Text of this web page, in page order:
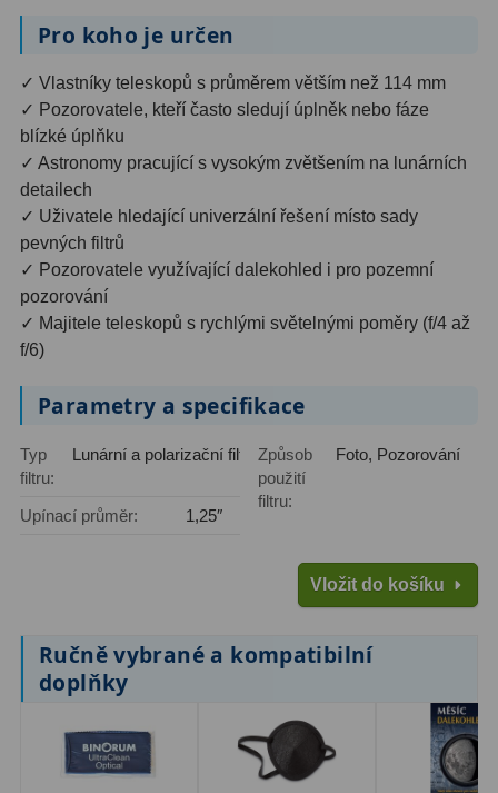
Laboratorní33
Kapesní10
Digitální 10
Příslušenství mikroskopů 16
Kamery3
Preparáty
Sklíčka8
Mikroskopicke sady3
Profesionální 9
Čidla2
Teploměry a vlhkoměry
Pro koho je určen
✓ Vlastníky teleskopů s průměrem větším než 114 mm
✓ Pozorovatele, kteří často sledují úplněk nebo fáze
blízké úplňku
✓ Astronomy pracující s vysokým zvětšením na lunárních
detailech
✓ Uživatele hledající univerzální řešení místo sady
pevných filtrů
✓ Pozorovatele využívající dalekohled i pro pozemní
pozorování
✓ Majitele teleskopů s rychlými světelnými poměry (f/4 až
f/6)
Parametry a specifikace
Typ
filtru:
Lunární a polarizační filtry
Upínací průměr: 1,25″
Způsob
použití
filtru:
Foto, Pozorování
Vložit do košíku
Ručně vybrané a kompatibilní
doplňky